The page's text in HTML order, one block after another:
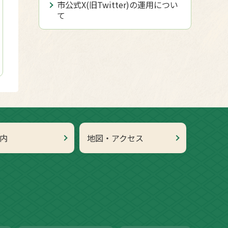
市公式X(旧Twitter)の運用につい
て
地図・アクセス